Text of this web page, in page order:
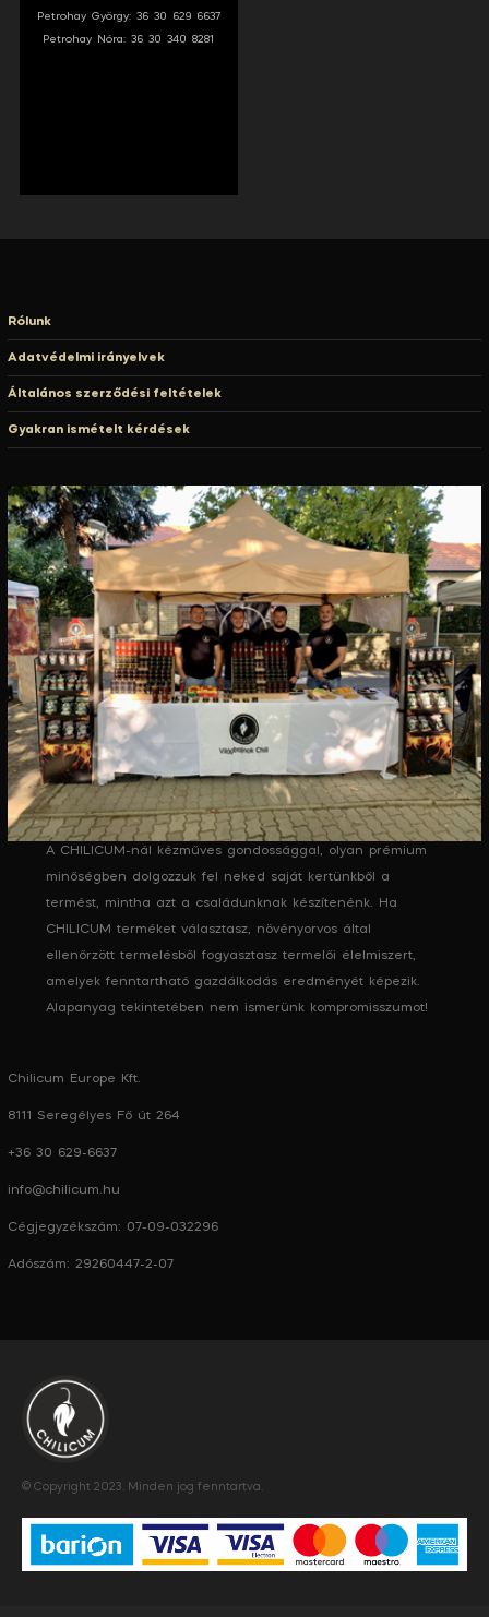
Petrohay György: 36 30 629 6637
Petrohay Nóra: 36 30 340 8281
Rólunk
Adatvédelmi irányelvek
Általános szerződési feltételek
Gyakran ismételt kérdések
A CHILICUM-nál kézműves gondossággal, olyan prémium
minőségben dolgozzuk fel neked saját kertünkből a
termést, mintha azt a családunknak készítenénk. Ha
CHILICUM terméket választasz, növényorvos által
ellenőrzött termelésből fogyasztasz termelői élelmiszert,
amelyek fenntartható gazdálkodás eredményét képezik.
Alapanyag tekintetében nem ismerünk kompromisszumot!
Chilicum Europe Kft.
8111 Seregélyes Fő út 264
+36 30 629-6637
info@chilicum.hu
Cégjegyzékszám: 07-09-032296
Adószám: 29260447-2-07
© Copyright 2023. Minden jog fenntartva.